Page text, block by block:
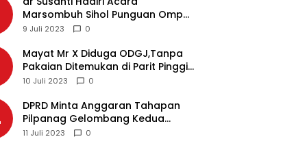
Marsombuh Sihol Punguan Ompu
Simataraja Raja Simarmata Dohot
9 Juli 2023 0
Mayat Mr X Diduga ODGJ,Tanpa
Pakaian Ditemukan di Parit Pinggir
Jalan Medan
10 Juli 2023 0
DPRD Minta Anggaran Tahapan
Pilpanag Gelombang Kedua
Dicairkan di Nagori Masing-
11 Juli 2023 0